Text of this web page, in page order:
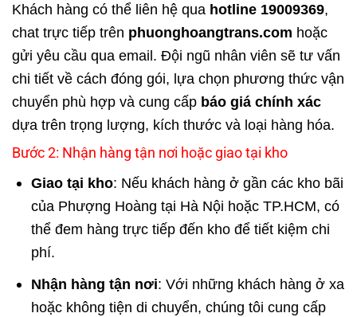
Khách hàng có thể liên hệ qua hotline 19009369,
chat trực tiếp trên phuonghoangtrans.com hoặc
gửi yêu cầu qua email. Đội ngũ nhân viên sẽ tư vấn
chi tiết về cách đóng gói, lựa chọn phương thức vận
chuyển phù hợp và cung cấp báo giá chính xác
dựa trên trọng lượng, kích thước và loại hàng hóa.
Bước 2: Nhận hàng tận nơi hoặc giao tại kho
Giao tại kho: Nếu khách hàng ở gần các kho bãi
của Phượng Hoàng tại Hà Nội hoặc TP.HCM, có
thể đem hàng trực tiếp đến kho để tiết kiệm chi
phí.
Nhận hàng tận nơi: Với những khách hàng ở xa
hoặc không tiện di chuyển, chúng tôi cung cấp